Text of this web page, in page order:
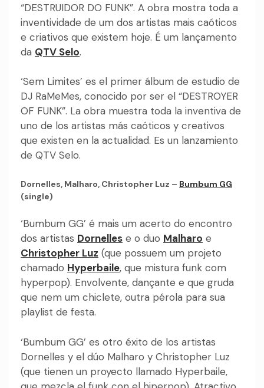
“DESTRUIDOR DO FUNK”. A obra mostra toda a
inventividade de um dos artistas mais caóticos
e criativos que existem hoje. É um lançamento
da QTV Selo.
‘Sem Limites’ es el primer álbum de estudio de
DJ RaMeMes, conocido por ser el “DESTROYER
OF FUNK”. La obra muestra toda la inventiva de
uno de los artistas más caóticos y creativos
que existen en la actualidad. Es un lanzamiento
de QTV Selo.
Dornelles, Malharo, Christopher Luz – Bumbum GG
(single)
‘Bumbum GG’ é mais um acerto do encontro
dos artistas Dornelles e o duo Malharo e
Christopher Luz (que possuem um projeto
chamado Hyperbaile, que mistura funk com
hyperpop). Envolvente, dançante e que gruda
que nem um chiclete, outra pérola para sua
playlist de festa.
‘Bumbum GG’ es otro éxito de los artistas
Dornelles y el dúo Malharo y Christopher Luz
(que tienen un proyecto llamado Hyperbaile,